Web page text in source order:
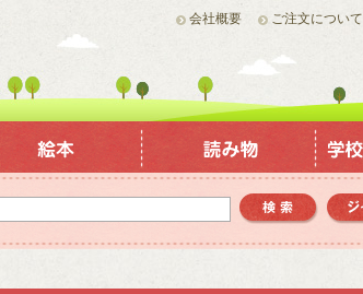
会社概要 ご注文について